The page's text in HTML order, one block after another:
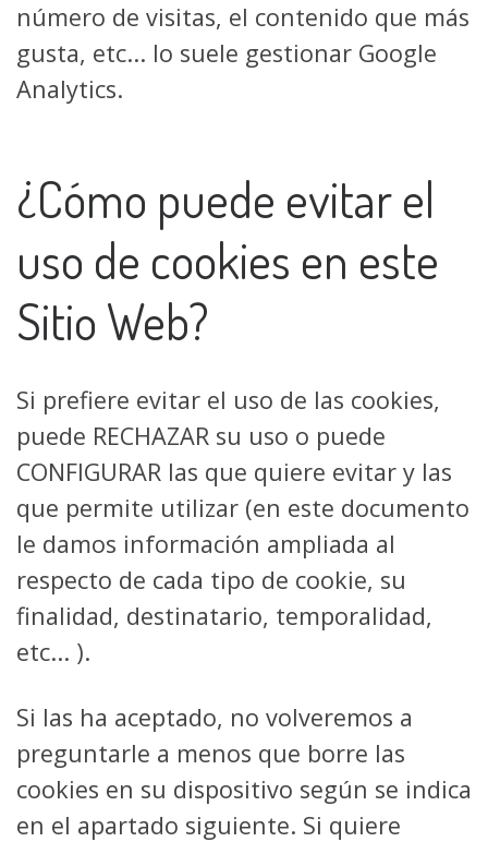
número de visitas, el contenido que más
gusta, etc... lo suele gestionar Google
Analytics.
¿Cómo puede evitar el
uso de cookies en este
Sitio Web?
Si prefiere evitar el uso de las cookies,
puede RECHAZAR su uso o puede
CONFIGURAR las que quiere evitar y las
que permite utilizar (en este documento
le damos información ampliada al
respecto de cada tipo de cookie, su
finalidad, destinatario, temporalidad,
etc... ).
Si las ha aceptado, no volveremos a
preguntarle a menos que borre las
cookies en su dispositivo según se indica
en el apartado siguiente. Si quiere